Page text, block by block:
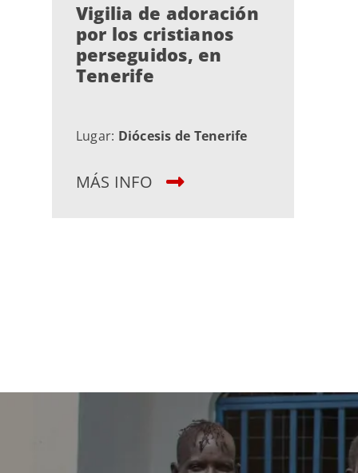
Vigilia de adoración
por los cristianos
perseguidos, en
Tenerife
Lugar: Diócesis de Tenerife
MÁS INFO